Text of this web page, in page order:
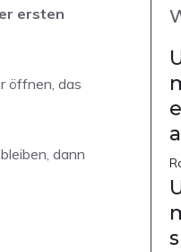
ersten
öffnen, das
dann